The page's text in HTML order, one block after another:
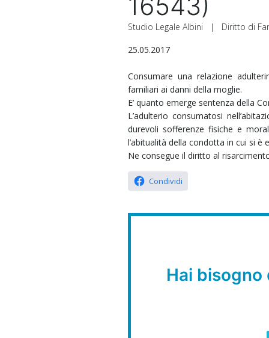
Studio Legale Albini | Diritto di
25.05.2017
Consumare una relazione
familiari ai danni della moglie.
E’ quanto emerge sentenza della
L’adulterio consumatosi
durevoli sofferenze fisiche e
l’abitualità della condotta in cui si è
Ne consegue il diritto al
Condividi
Hai bisogno